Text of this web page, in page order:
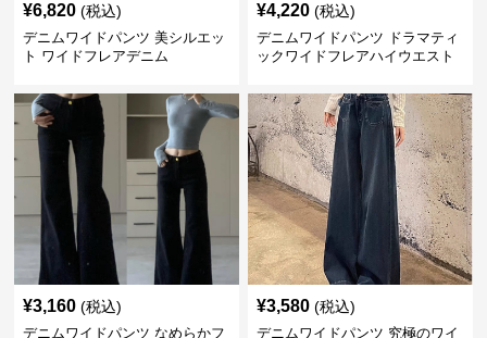
¥6,820 (税込)
デニムワイドパンツ 美シルエッ
ト ワイドフレアデニム
¥4,220 (税込)
デニムワイドパンツ ドラマティ
ックワイドフレアハイウエスト
¥3,160 (税込)
デニムワイドパンツ なめらかフ
¥3,580 (税込)
デニムワイドパンツ 究極のワイ